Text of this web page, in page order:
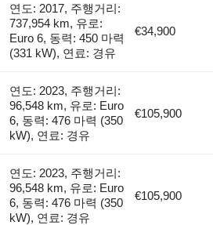
연도: 2017, 주행거리:
737,954 km, 유로:
Euro 6, 동력: 450 마력
(331 kW), 연료: 경유
€34,900
연도: 2023, 주행거리:
96,548 km, 유로: Euro
6, 동력: 476 마력 (350
kW), 연료: 경유
€105,900
연도: 2023, 주행거리:
96,548 km, 유로: Euro
6, 동력: 476 마력 (350
kW), 연료: 경유
€105,900